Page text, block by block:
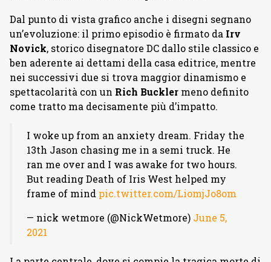
Dal punto di vista grafico anche i disegni segnano
un’evoluzione: il primo episodio è firmato da Irv
Novick, storico disegnatore DC dallo stile classico e
ben aderente ai dettami della casa editrice, mentre
nei successivi due si trova maggior dinamismo e
spettacolarità con un Rich Buckler meno definito
come tratto ma decisamente più d’impatto.
I woke up from an anxiety dream. Friday the
13th Jason chasing me in a semi truck. He
ran me over and I was awake for two hours.
But reading Death of Iris West helped my
frame of mind pic.twitter.com/LiomjJo8om
— nick wetmore (@NickWetmore) June 5,
2021